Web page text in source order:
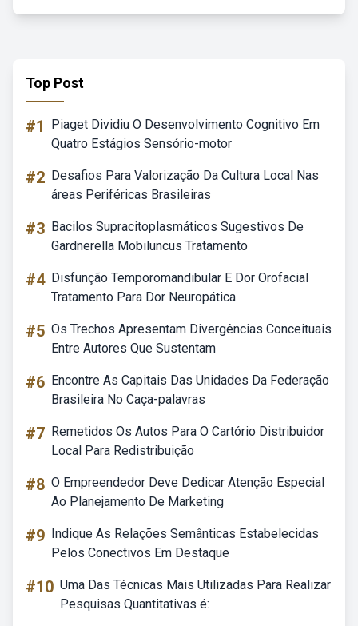
Top Post
#1
Piaget Dividiu O Desenvolvimento Cognitivo Em
Quatro Estágios Sensório-motor
#2 Desafios Para Valorização Da Cultura Local Nas
áreas Periféricas Brasileiras
#3 Bacilos Supracitoplasmáticos Sugestivos De
Gardnerella Mobiluncus Tratamento
#4 Disfunção Temporomandibular E Dor Orofacial
Tratamento Para Dor Neuropática
#5 Os Trechos Apresentam Divergências Conceituais
Entre Autores Que Sustentam
#6 Encontre As Capitais Das Unidades Da Federação
Brasileira No Caça-palavras
#7 Remetidos Os Autos Para O Cartório Distribuidor
Local Para Redistribuição
#8 O Empreendedor Deve Dedicar Atenção Especial
Ao Planejamento De Marketing
#9 Indique As Relações Semânticas Estabelecidas
Pelos Conectivos Em Destaque
#10 Uma Das Técnicas Mais Utilizadas Para Realizar
Pesquisas Quantitativas é: